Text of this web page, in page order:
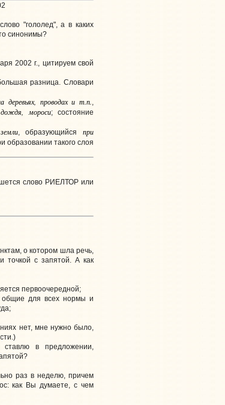
"гололед", а в каких
синонимы?
2002 г., цитируем свой
разница. Словари
деревьях, проводах и т.п.,
мороси; состояние
, образующийся при
образовании такого слоя
слово РИЕЛТОР или
о котором шла речь,
точкой с запятой. А как
первоочередной;
общие для всех нормы и
нет, мне нужно было,
в предложении,
раз в неделю, причем
как Вы думаете, с чем